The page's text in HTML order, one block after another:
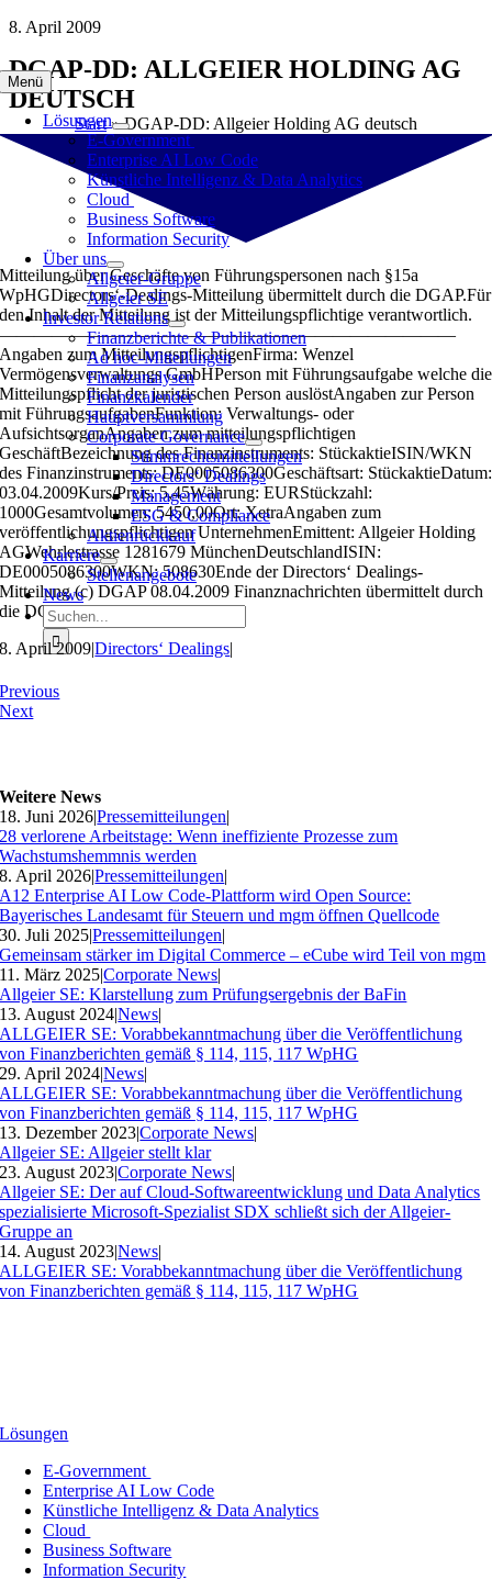
Zum
springen
Menü
Lösungen
E-Government
Enterprise AI Low Code
Künstliche Intelligenz & Data Analytics
Cloud
Business Software
Information Security
Über uns
Allgeier-Gruppe
Allgeier SE
Investor Relations
Finanzberichte & Publikationen
Ad hoc-Mitteilungen
Finanzanalysen
Finanzkalender
Hauptversammlung
Corporate Governance
Stimmrechtsmitteilungen
Directors‘ Dealings
Management
ESG & Compliance
Aktienrückkauf
Karriere
Stellenangebote
News
Suche
nach:
8. April 2009
DGAP-DD: ALLGEIER HOLDING AG
DEUTSCH
Start»DGAP-DD: Allgeier Holding AG deutsch
Mitteilung über Geschäfte von Führungspersonen nach §15a
WpHGDirectors‘-Dealings-Mitteilung übermittelt durch die DGAP.Für
den Inhalt der Mitteilung ist der Mitteilungspflichtige verantwortlich.
——————————————————————————
Angaben zum MitteilungspflichtigenFirma: Wenzel
Vermögensverwaltungs GmbHPerson mit Führungsaufgabe welche die
Mitteilungspflicht der juristischen Person auslöstAngaben zur Person
mit FührungsaufgabenFunktion: Verwaltungs- oder
AufsichtsorganAngaben zum mitteilungspflichtigen
GeschäftBezeichnung des Finanzinstruments: StückaktieISIN/WKN
des Finanzinstruments: DE0005086300Geschäftsart: StückaktieDatum:
03.04.2009Kurs/Preis: 5,45Währung: EURStückzahl:
1000Gesamtvolumen: 5450,00Ort: XetraAngaben zum
veröffentlichungspflichtigen UnternehmenEmittent: Allgeier Holding
AGWehrlestrasse 1281679 MünchenDeutschlandISIN:
DE0005086300WKN: 508630Ende der Directors‘ Dealings-
Mitteilung (c) DGAP 08.04.2009 Finanznachrichten übermittelt durch
die DGAPID 9287
8. April 2009|Directors‘ Dealings|
Previous
Next
Weitere News
18. Juni 2026|Pressemitteilungen|
28 verlorene Arbeitstage: Wenn ineffiziente Prozesse zum
Wachstumshemmnis werden
8. April 2026|Pressemitteilungen|
A12 Enterprise AI Low Code-Plattform wird Open Source:
Bayerisches Landesamt für Steuern und mgm öffnen Quellcode
30. Juli 2025|Pressemitteilungen|
Gemeinsam stärker im Digital Commerce – eCube wird Teil von mgm
11. März 2025|Corporate News|
Allgeier SE: Klarstellung zum Prüfungsergebnis der BaFin
13. August 2024|News|
ALLGEIER SE: Vorabbekanntmachung über die Veröffentlichung
von Finanzberichten gemäß § 114, 115, 117 WpHG
29. April 2024|News|
ALLGEIER SE: Vorabbekanntmachung über die Veröffentlichung
von Finanzberichten gemäß § 114, 115, 117 WpHG
13. Dezember 2023|Corporate News|
Allgeier SE: Allgeier stellt klar
23. August 2023|Corporate News|
Allgeier SE: Der auf Cloud-Softwareentwicklung und Data Analytics
spezialisierte Microsoft-Spezialist SDX schließt sich der Allgeier-
Gruppe an
14. August 2023|News|
ALLGEIER SE: Vorabbekanntmachung über die Veröffentlichung
von Finanzberichten gemäß § 114, 115, 117 WpHG
Lösungen
E-Government
Enterprise AI Low Code
Künstliche Intelligenz & Data Analytics
Cloud
Business Software
Information Security